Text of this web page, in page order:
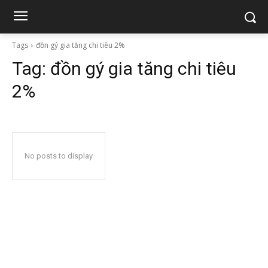
Tags đồn gý gia tăng chi tiêu 2%
Tag: đồn gý gia tăng chi tiêu
2%
No posts to display